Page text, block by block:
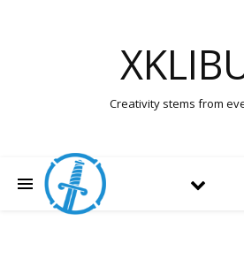
Creativity stems from